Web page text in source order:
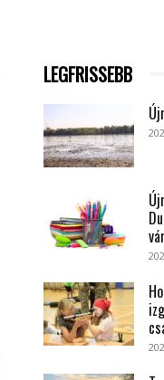
LEGFRISSEBB